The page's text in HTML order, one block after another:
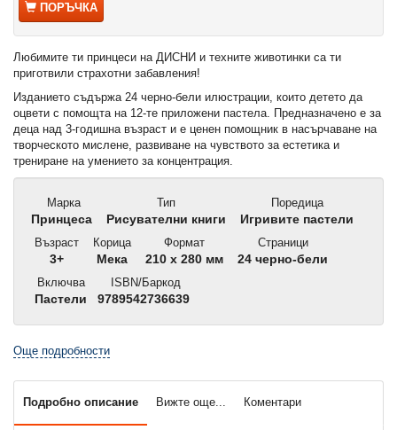
ПОРЪЧКА
Любимите ти принцеси на ДИСНИ и техните животинки са ти
приготвили страхотни забавления!
Изданието съдържа 24 черно-бели илюстрации, които детето да
оцвети с помощта на 12-те приложени пастела. Предназначено е за
деца над 3-годишна възраст и е ценен помощник в насърчаване на
творческото мислене, развиване на чувството за естетика и
трениране на умението за концентрация.
Марка
Принцеса
Тип
Рисувателни книги
Поредица
Игривите пастели
Възраст
3+
Корица
Мека
Формат
210 x 280 мм
Страници
24 черно-бели
Включва
Пастели
ISBN/Баркод
9789542736639
Още подробности
Подробно описание Вижте още... Коментари